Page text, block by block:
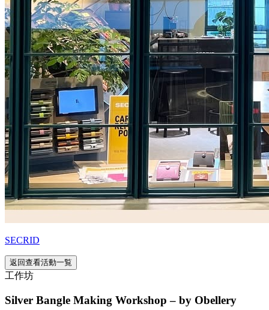
SECRID
返回查看活動一覧
工作坊
Silver Bangle Making Workshop – by Obellery